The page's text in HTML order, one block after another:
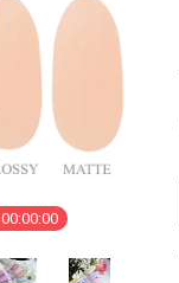
00 00 00